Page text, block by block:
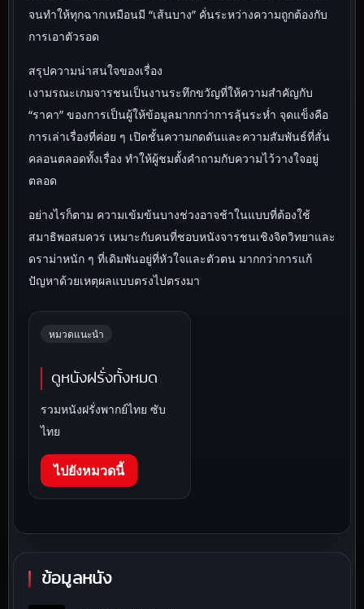
จนทำให้ทุกฉากเหมือนมี “เส้นบาง” คั่นระหว่างความถูกต้องกับ
การเอาตัวรอด
สรุปความน่าสนใจของเรื่อง
เงามรณะเกมจารชนเป็นงานระทึกขวัญที่ให้ความสำคัญกับ
“ราคา” ของการเป็นผู้ให้ข้อมูลมากกว่าการลุ้นระห่ำ จุดแข็งคือ
การเล่าเรื่องที่ค่อย ๆ เปิดชั้นความกดดันและความสัมพันธ์ที่สั่น
คลอนตลอดทั้งเรื่อง ทำให้ผู้ชมตั้งคำถามกับความไว้วางใจอยู่
ตลอด
อย่างไรก็ตาม ความเข้มข้นบางช่วงอาจช้าในแบบที่ต้องใช้
สมาธิพอสมควร เหมาะกับคนที่ชอบหนังจารชนเชิงจิตวิทยาและ
ดราม่าหนัก ๆ ที่เดิมพันอยู่ที่หัวใจและตัวตน มากกว่าการแก้
ปัญหาด้วยเหตุผลแบบตรงไปตรงมา
หมวดแนะนำ
ดูหนังฝรั่งทั้งหมด
รวมหนังฝรั่งพากย์ไทย ซับ
ไทย
ไปยังหมวดนี้
ข้อมูลหนัง